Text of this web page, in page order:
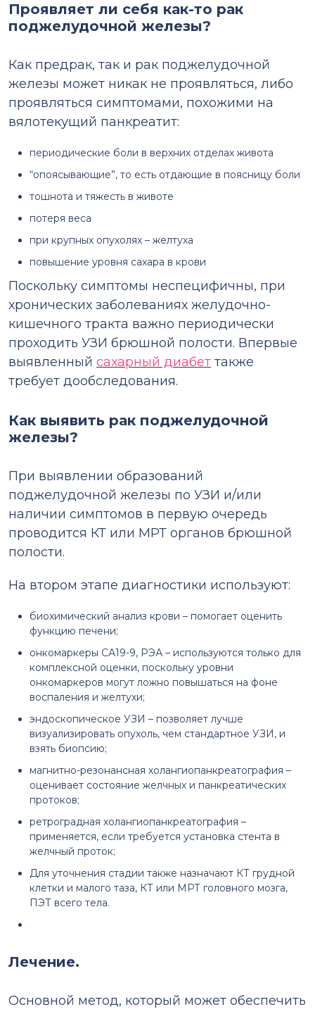
Проявляет ли себя как-то рак
поджелудочной железы?
Как предрак, так и рак поджелудочной
железы может никак не проявляться, либо
проявляться симптомами, похожими на
вялотекущий панкреатит:
периодические боли в верхних отделах живота
“опоясывающие”, то есть отдающие в поясницу боли
тошнота и тяжесть в животе
потеря веса
при крупных опухолях – желтуха
повышение уровня сахара в крови
Поскольку симптомы неспецифичны, при
хронических заболеваниях желудочно-
кишечного тракта важно периодически
проходить УЗИ брюшной полости. Впервые
выявленный сахарный диабет также
требует дообследования.
Как выявить рак поджелудочной
железы?
При выявлении образований
поджелудочной железы по УЗИ и/или
наличии симптомов в первую очередь
проводится КТ или МРТ органов брюшной
полости.
На втором этапе диагностики используют:
биохимический анализ крови – помогает оценить
функцию печени;
онкомаркеры СА19-9, РЭА – используются только для
комплексной оценки, поскольку уровни
онкомаркеров могут ложно повышаться на фоне
воспаления и желтухи;
эндоскопическое УЗИ – позволяет лучше
визуализировать опухоль, чем стандартное УЗИ, и
взять биопсию;
магнитно-резонансная холангиопанкреатография –
оценивает состояние желчных и панкреатических
протоков;
ретроградная холангиопанкреатография –
применяется, если требуется установка стента в
желчный проток;
Для уточнения стадии также назначают КТ грудной
клетки и малого таза, КТ или МРТ головного мозга,
ПЭТ всего тела.
Лечение.
Основной метод, который может обеспечить